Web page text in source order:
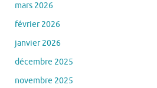
mars 2026
février 2026
janvier 2026
décembre 2025
novembre 2025